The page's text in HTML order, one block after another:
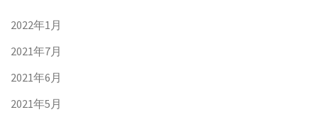
2022年1月
2021年7月
2021年6月
2021年5月